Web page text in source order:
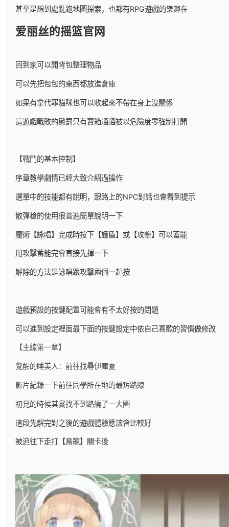
甚至是想到處亂跑地圖探索，也都有RPG遊戲的樂趣在
爱丽丝的摇篮官网
回到家可以開背包整理物品
可以先把包包的東西都放進倉庫
如果有拿代罪貓咪也可以收起來不帶在身上沒關係
這遊戲戰敗的懲罰只有寶箱通通被以危險度零強制打開
【戰鬥的基本控制】
序章教學劇情已經大致介紹過操作
選單中的技能都有說明，跟路上的NPC對話也會看到提示
散彈槍的使用很普遍簡單說明一下
魔術【詠唱】完成時按下【護盾】或【攻擊】可以蓄能
用攻擊蓄能完會直接先揮一下
解除的方法是詠唱跟攻擊兩個一起按
遊戲預設的按鍵配置可能會有不太好按的問題
可以進到設定裡面最下面的按鍵設定中依自己喜歡的習慣做修改
【主線第一章】
覺醒的睡美人：前往找尋伊庫夏
影片紀錄一下前往同學所在地的最短路線
初見的時候其實找不到路繞了一大圈
這段先解完對之後的遊戲體驗應該會比較好
被迫往下走打【鳥籠】關卡後